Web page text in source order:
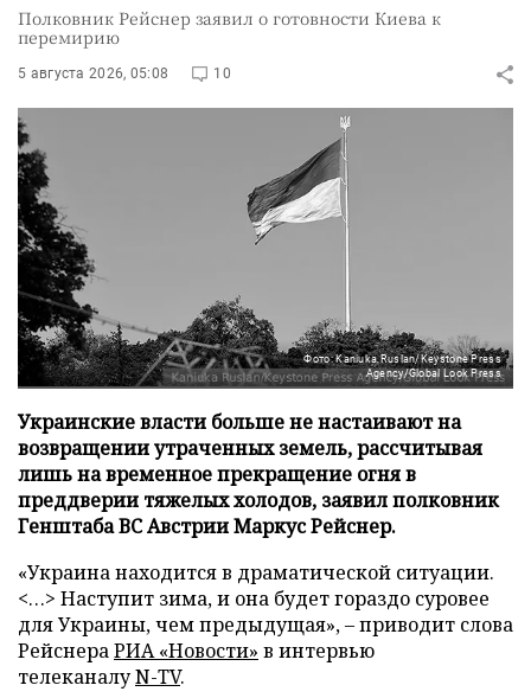
Полковник Рейснер заявил о готовности Киева к
перемирию
5 августа 2026, 05:08 10
Фото: Kaniuka Ruslan/Keystone Press
Agency/Global Look Press
Украинские власти больше не настаивают на
возвращении утраченных земель, рассчитывая
лишь на временное прекращение огня в
преддверии тяжелых холодов, заявил полковник
Генштаба ВС Австрии Маркус Рейснер.
«Украина находится в драматической ситуации.
<…> Наступит зима, и она будет гораздо суровее
для Украины, чем предыдущая», – приводит слова
РейснераРИА «Новости» в интервью
телеканалуN-TV.